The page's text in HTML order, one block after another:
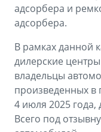
адсорбера и
адсорбера.
В рамках данной
дилерские
владельцы
произведенных в
4 июля 2025 года,
Всего под